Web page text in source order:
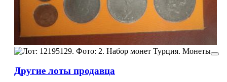
Другие лоты продавца